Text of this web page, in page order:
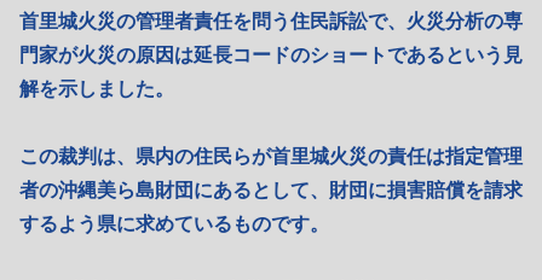
首里城火災の管理者責任を問う住民訴訟で、火災分析の専
門家が火災の原因は延長コードのショートであるという見
解を示しました。
この裁判は、県内の住民らが首里城火災の責任は指定管理
者の沖縄美ら島財団にあるとして、財団に損害賠償を請求
するよう県に求めているものです。